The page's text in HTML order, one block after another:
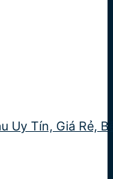
Uy Tín, Giá Rẻ,